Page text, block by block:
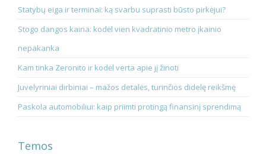
Statybų eiga ir terminai: ką svarbu suprasti būsto pirkėjui?
Stogo dangos kaina: kodėl vien kvadratinio metro įkainio
nepakanka
Kam tinka Zeronito ir kodėl verta apie jį žinoti
Juvelyriniai dirbiniai – mažos detalės, turinčios didelę reikšmę
Paskola automobiliui: kaip priimti protingą finansinį sprendimą
Temos